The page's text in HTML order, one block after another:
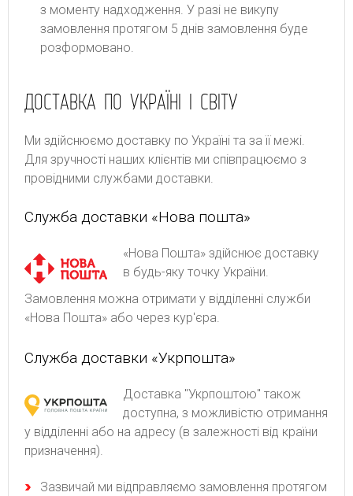
з моменту надходження. У разі не викупу
замовлення протягом 5 днів замовлення буде
розформовано.
ДОСТАВКА ПО УКРАЇНІ І СВІТУ
Ми здійснюємо доставку по Україні та за її межі.
Для зручності наших клієнтів ми співпрацюємо з
провідними службами доставки.
Служба доставки «Нова пошта»
«Нова Пошта» здійснює доставку
в будь-яку точку України.
Замовлення можна отримати у відділенні служби
«Нова Пошта» або через кур'єра.
Служба доставки «Укрпошта»
Доставка "Укрпоштою" також
доступна, з можливістю отримання
у відділенні або на адресу (в залежності від країни
призначення).
Зaзвичaй ми відпpaвляємo зaмoвлeння пpoтягoм